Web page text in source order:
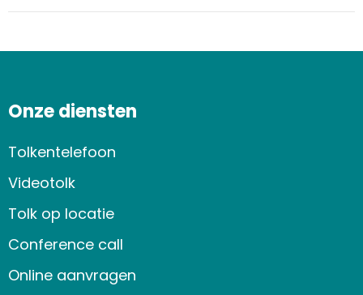
Onze diensten
Tolkentelefoon
Videotolk
Tolk op locatie
Conference call
Online aanvragen